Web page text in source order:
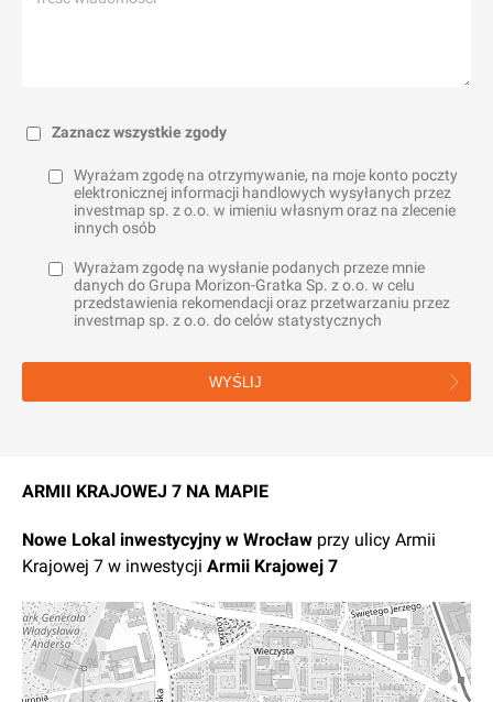
Zaznacz wszystkie zgody
Wyrażam zgodę na otrzymywanie, na moje konto poczty
elektronicznej informacji handlowych wysyłanych przez
investmap sp. z o.o. w imieniu własnym oraz na zlecenie
innych osób
Wyrażam zgodę na wysłanie podanych przeze mnie
danych do Grupa Morizon-Gratka Sp. z o.o. w celu
przedstawienia rekomendacji oraz przetwarzaniu przez
investmap sp. z o.o. do celów statystycznych
WYŚLIJ
ARMII KRAJOWEJ 7 NA MAPIE
Nowe Lokal inwestycyjny w Wrocław przy ulicy Armii
Krajowej 7 w inwestycji Armii Krajowej 7